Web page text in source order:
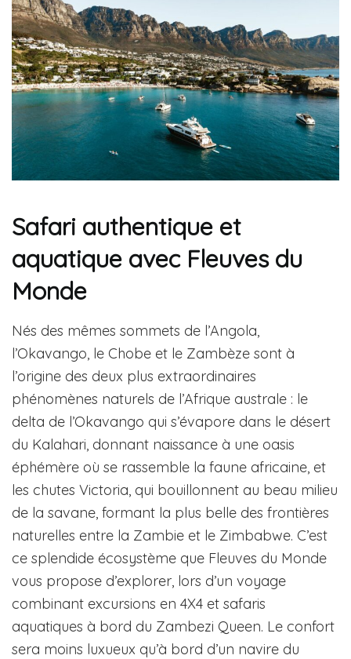
Safari authentique et
aquatique avec Fleuves du
Monde
Nés des mêmes sommets de l’Angola,
l’Okavango, le Chobe et le Zambèze sont à
l’origine des deux plus extraordinaires
phénomènes naturels de l’Afrique australe : le
delta de l’Okavango qui s’évapore dans le désert
du Kalahari, donnant naissance à une oasis
éphémère où se rassemble la faune africaine, et
les chutes Victoria, qui bouillonnent au beau milieu
de la savane, formant la plus belle des frontières
naturelles entre la Zambie et le Zimbabwe. C’est
ce splendide écosystème que Fleuves du Monde
vous propose d’explorer, lors d’un voyage
combinant excursions en 4X4 et safaris
aquatiques à bord du Zambezi Queen. Le confort
sera moins luxueux qu’à bord d’un navire du